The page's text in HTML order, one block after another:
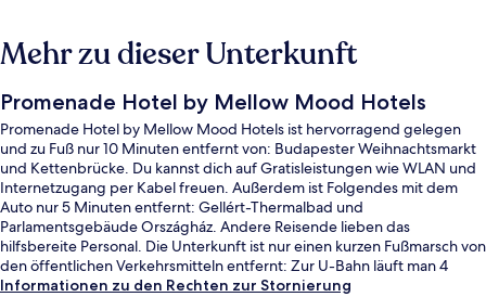
Mehr zu dieser Unterkunft
Promenade Hotel by Mellow Mood Hotels
Promenade Hotel by Mellow Mood Hotels ist hervorragend gelegen
und zu Fuß nur 10 Minuten entfernt von: Budapester Weihnachtsmarkt
und Kettenbrücke. Du kannst dich auf Gratisleistungen wie WLAN und
Internetzugang per Kabel freuen. Außerdem ist Folgendes mit dem
Auto nur 5 Minuten entfernt: Gellért-Thermalbad und
Parlamentsgebäude Országház. Andere Reisende lieben das
hilfsbereite Personal. Die Unterkunft ist nur einen kurzen Fußmarsch von
den öffentlichen Verkehrsmitteln entfernt: Zur U-Bahn läuft man 4
Minuten (Station Ferenciek tér) bzw. 5 Minuten (Station Vörösmarty tér).
Informationen zu den Rechten zur Stornierung